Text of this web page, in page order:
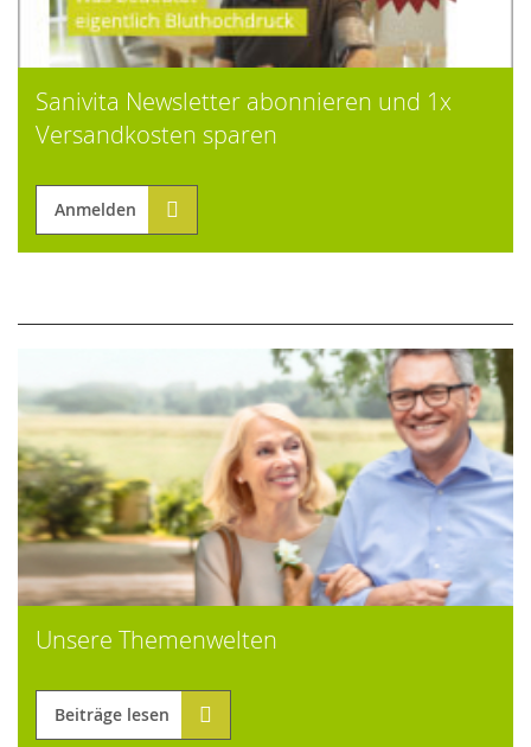
Sanivita Newsletter abonnieren und 1x
Versandkosten sparen
Anmelden
Unsere Themenwelten
Beiträge lesen